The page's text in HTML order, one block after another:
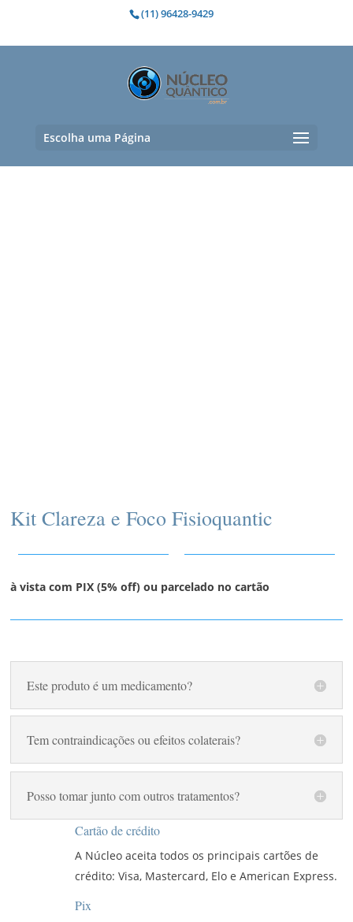
(11) 96428-9429
Escolha uma Página
Kit Clareza e Foco Fisioquantic
à vista com PIX (5% off) ou parcelado no cartão
Este produto é um medicamento?
Tem contraindicações ou efeitos colaterais?
Posso tomar junto com outros tratamentos?
Cartão de crédito
A Núcleo aceita todos os principais cartões de
crédito: Visa, Mastercard, Elo e American Express.
Pix